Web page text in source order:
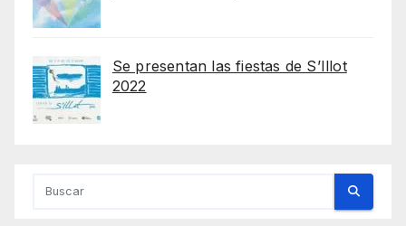
Se presentan las fiestas de S’Illot
2022